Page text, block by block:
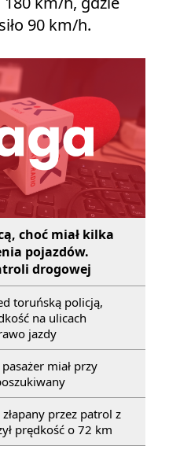
90 km/h.
choć miał kilka
pojazdów.
drogowej
toruńską policją,
na ulicach
jazdy
miał przy
przez patrol z
prędkość o 72 km